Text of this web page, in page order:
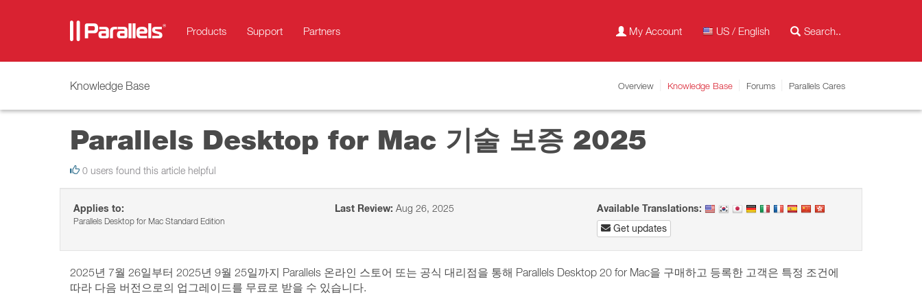
Products Support Partners My Account US / English
Knowledge Base Overview Knowledge Base Forums Parallels Cares
Parallels Desktop for Mac 기술 보증 2025
0 users found this article helpful
Applies to:
Parallels Desktop for Mac Standard Edition
Last Review: Aug 26, 2025
Available Translations:
Get updates
2025년 7월 26일부터 2025년 9월 25일까지 Parallels 온라인 스토어 또는 공식 대리점을 통해 Parallels Desktop 20 for Mac을 구매하고 등록한 고객은 특정 조건에
따라 다음 버전으로의 업그레이드를 무료로 받을 수 있습니다.